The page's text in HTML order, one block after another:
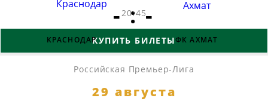
КРАСНОДАР
- : -
ФК АХМАТ
20:45
КУПИТЬ БИЛЕТЫ
Российская Премьер-Лига
29 августа